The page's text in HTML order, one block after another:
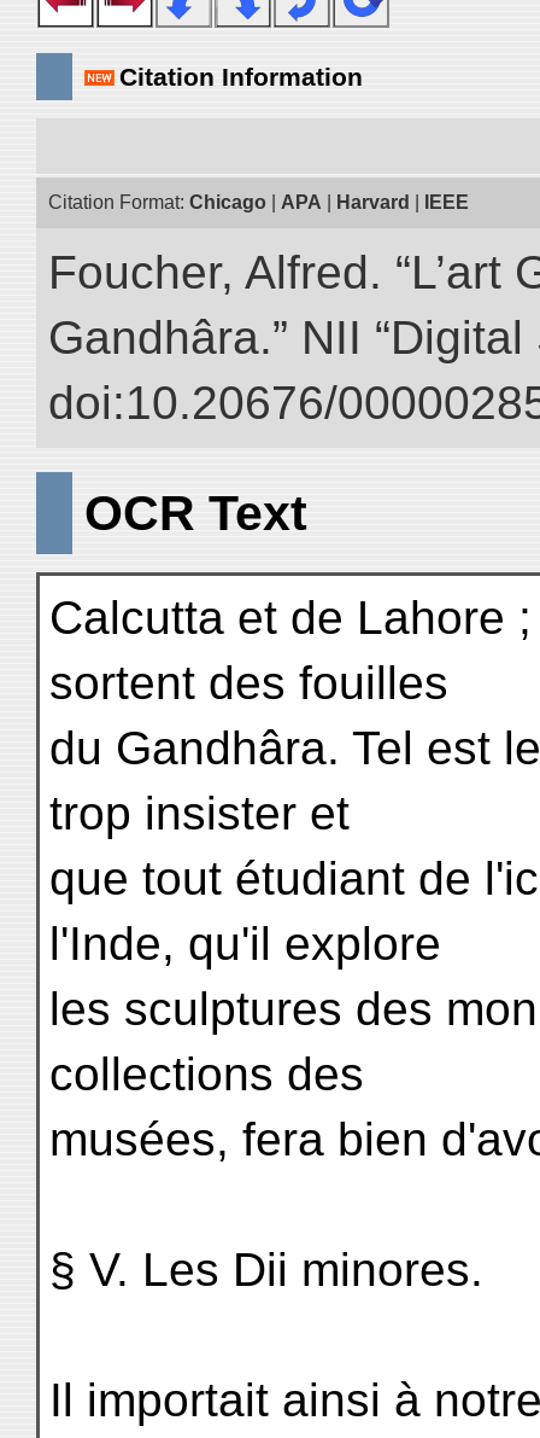
Citation Information
Citation Format: Chicago APA Harvard IEEE
Foucher, Alfred.
Gandhâra.” NII
doi:10.20676/
OCR Text
Calcutta et de Lahore
sortent des fouilles
du Gandhâra. Tel est
trop insister et
que tout étudiant de
l'Inde, qu'il explore
les sculptures des
collections des
musées, fera bien
§ V. Les Dii minores.
Il importait ainsi à